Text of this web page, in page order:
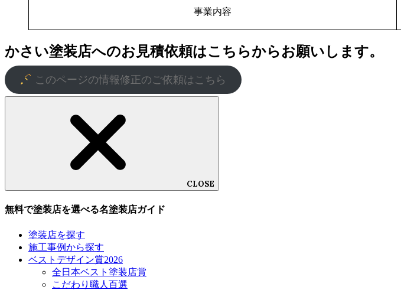
事業内容
かさい塗装店へのお見積依頼はこちらからお願いします。
このページの情報修正のご依頼はこちら
CLOSE
無料で塗装店を選べる名塗装店ガイド
塗装店を探す
施工事例から探す
ベストデザイン賞2026
全日本ベスト塗装店賞
こだわり職人百選